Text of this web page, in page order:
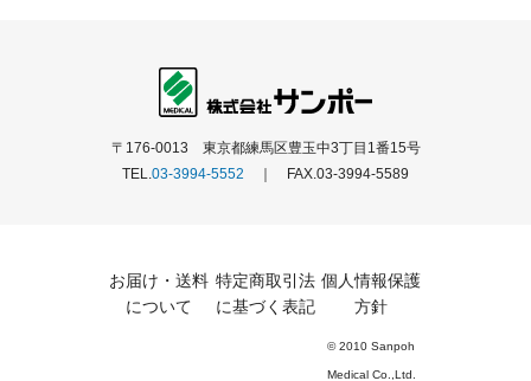
〒176-0013 東京都練馬区豊玉中3丁目1番15号
TEL.03-3994-5552 ｜ FAX.03-3994-5589
お届け・送料
について
特定商取引法
に基づく表記
個人情報保護
方針
© 2010 Sanpoh
Medical Co.,Ltd.